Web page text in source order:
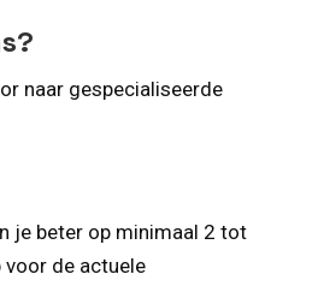
naar gespecialiseerde
je beter op minimaal 2 tot
voor de actuele